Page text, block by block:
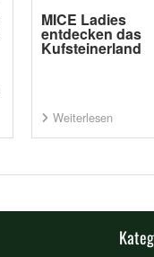
MICE Ladies
entdecken das
Kufsteinerland
Weiterlesen